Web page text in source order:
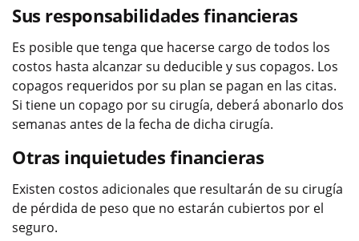
Sus responsabilidades financieras
Es posible que tenga que hacerse cargo de todos los
costos hasta alcanzar su deducible y sus copagos. Los
copagos requeridos por su plan se pagan en las citas.
Si tiene un copago por su cirugía, deberá abonarlo dos
semanas antes de la fecha de dicha cirugía.
Otras inquietudes financieras
Existen costos adicionales que resultarán de su cirugía
de pérdida de peso que no estarán cubiertos por el
seguro.